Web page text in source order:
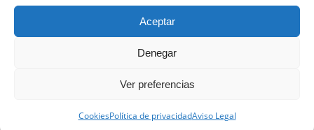
Aceptar
Denegar
Ver preferencias
CookiesPolítica de privacidadAviso Legal
Clínica Clarós ©
Aviso Legal
Política de Privacidad